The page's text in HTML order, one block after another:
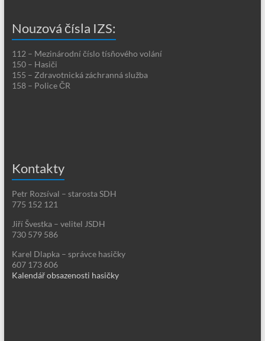
Nouzová čísla IZS:
112 – Mezinárodní číslo tísňového volání
150 – Hasiči
155 – Zdravotnická záchranná služba
158 – Police ČR
Kontakty
Petr Rozsíval – starosta SDH
775 152 121
Jiří Švestka – velitel JSDH
730 579 586
Karel Dlapka – správce hasičky
607 173 606
Kalendář obsazenosti hasičky